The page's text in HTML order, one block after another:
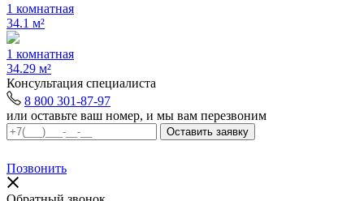
1 комнатная
34.1 м²
1 комнатная
34.29 м²
Консультация специалиста
8 800 301-87-97
или оставьте ваш номер, и мы вам перезвоним
Позвонить